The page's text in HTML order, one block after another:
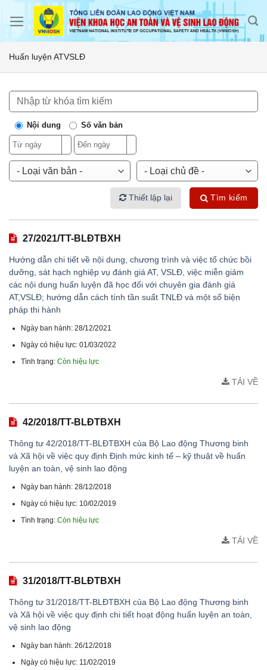
Huấn luyện ATVSLĐ
Nội dung Số văn bản
Thiết lập lại Tìm kiếm
27/2021/TT-BLĐTBXH
Hướng dẫn chi tiết về nội dung, chương trình và việc tổ chức bồi
dưỡng, sát hạch nghiệp vụ đánh giá AT, VSLĐ, việc miễn giảm
các nội dung huấn luyện đã học đối với chuyên gia đánh giá
AT,VSLĐ; hướng dẫn cách tính tần suất TNLĐ và một số biện
pháp thi hành
Ngày ban hành: 28/12/2021
Ngày có hiệu lực: 01/03/2022
Tình trạng: Còn hiệu lực
TẢI VỀ
42/2018/TT-BLĐTBXH
Thông tư 42/2018/TT-BLĐTBXH của Bộ Lao động Thương binh
và Xã hội về việc quy định Định mức kinh tế – kỹ thuật về huấn
luyện an toàn, vệ sinh lao động
Ngày ban hành: 28/12/2018
Ngày có hiệu lực: 10/02/2019
Tình trạng: Còn hiệu lực
TẢI VỀ
31/2018/TT-BLĐTBXH
Thông tư 31/2018/TT-BLĐTBXH của Bộ Lao động Thương binh
và Xã hội về việc quy định chi tiết hoạt động huấn luyện an toàn,
vệ sinh lao động
Ngày ban hành: 26/12/2018
Ngày có hiệu lực: 11/02/2019